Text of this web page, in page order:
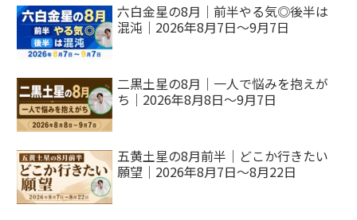
六白金星の8月｜前半やる気◎後半は
混沌｜2026年8月7日～9月7日
二黒土星の8月｜一人で悩みを抱えが
ち｜2026年8月8日～9月7日
五黄土星の8月前半｜どこか行きたい
願望｜2026年8月7日～8月22日